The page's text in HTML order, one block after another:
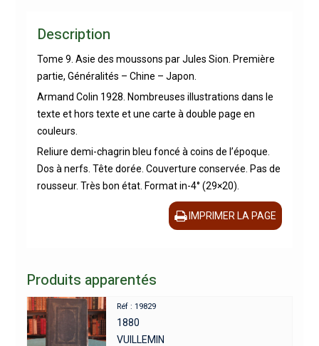
Description
Tome 9. Asie des moussons par Jules Sion. Première
partie, Généralités – Chine – Japon.
Armand Colin 1928. Nombreuses illustrations dans le
texte et hors texte et une carte à double page en
couleurs.
Reliure demi-chagrin bleu foncé à coins de l’époque.
Dos à nerfs. Tête dorée. Couverture conservée. Pas de
rousseur. Très bon état. Format in-4° (29×20).
IMPRIMER LA PAGE
Produits apparentés
Réf : 19829
1880
VUILLEMIN